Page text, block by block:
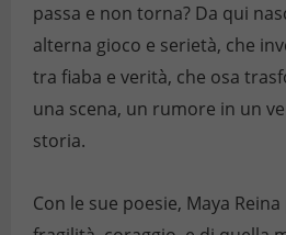
passa e non torna? Da qui
alterna gioco e serietà, che
tra fiaba e verità, che osa
una scena, un rumore in un
storia.
Con le sue poesie, Maya